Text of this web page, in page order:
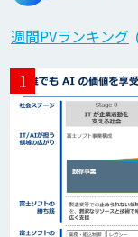
週間PVランキング